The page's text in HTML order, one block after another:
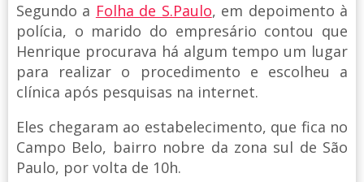
Segundo a Folha de S.Paulo, em depoimento à
polícia, o marido do empresário contou que
Henrique procurava há algum tempo um lugar
para realizar o procedimento e escolheu a
clínica após pesquisas na internet.
Eles chegaram ao estabelecimento, que fica no
Campo Belo, bairro nobre da zona sul de São
Paulo, por volta de 10h.